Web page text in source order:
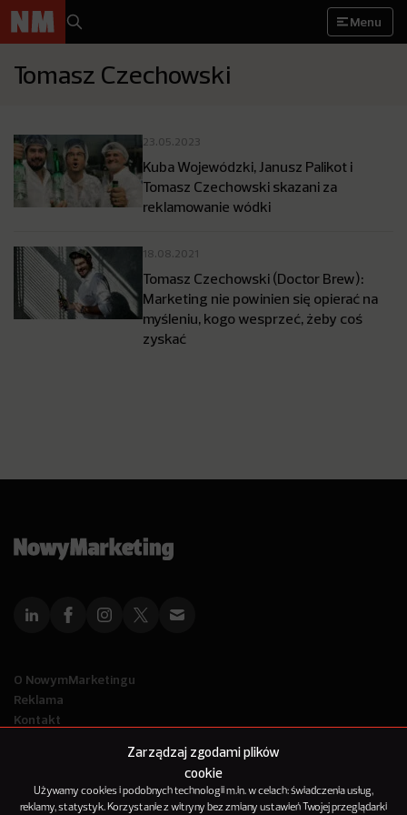
Zarządzaj zgodami plików
cookie
Używamy cookies i podobnych technologii m.in. w celach: świadczenia usług,
reklamy, statystyk. Korzystanie z witryny bez zmiany ustawień Twojej przeglądarki
Menu
Tomasz Czechowski
23.05.2023
Kuba Wojewódzki, Janusz Palikot i
Tomasz Czechowski skazani za
reklamowanie wódki
18.08.2021
Tomasz Czechowski (Doctor Brew):
Marketing nie powinien się opierać na
myśleniu, kogo wesprzeć, żeby coś
zyskać
O NowymMarketingu
Reklama
Kontakt